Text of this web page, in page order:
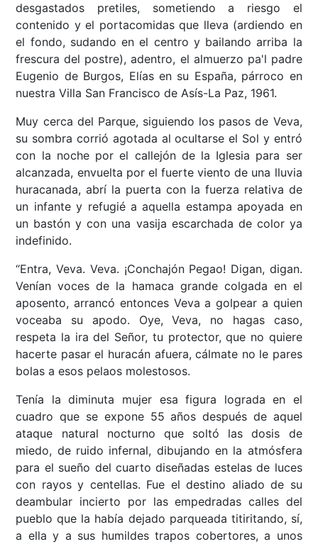
desgastados pretiles, sometiendo a riesgo el
contenido y el portacomidas que lleva (ardiendo en
el fondo, sudando en el centro y bailando arriba la
frescura del postre), adentro, el almuerzo pa'l padre
Eugenio de Burgos, Elías en su España, párroco en
nuestra Villa San Francisco de Asís-La Paz, 1961.
Muy cerca del Parque, siguiendo los pasos de Veva,
su sombra corrió agotada al ocultarse el Sol y entró
con la noche por el callejón de la Iglesia para ser
alcanzada, envuelta por el fuerte viento de una lluvia
huracanada, abrí la puerta con la fuerza relativa de
un infante y refugié a aquella estampa apoyada en
un bastón y con una vasija escarchada de color ya
indefinido.
“Entra, Veva. Veva. ¡Conchajón Pegao! Digan, digan.
Venían voces de la hamaca grande colgada en el
aposento, arrancó entonces Veva a golpear a quien
voceaba su apodo. Oye, Veva, no hagas caso,
respeta la ira del Señor, tu protector, que no quiere
hacerte pasar el huracán afuera, cálmate no le pares
bolas a esos pelaos molestosos.
Tenía la diminuta mujer esa figura lograda en el
cuadro que se expone 55 años después de aquel
ataque natural nocturno que soltó las dosis de
miedo, de ruido infernal, dibujando en la atmósfera
para el sueño del cuarto diseñadas estelas de luces
con rayos y centellas. Fue el destino aliado de su
deambular incierto por las empedradas calles del
pueblo que la había dejado parqueada titiritando, sí,
a ella y a sus humildes trapos cobertores, a unos